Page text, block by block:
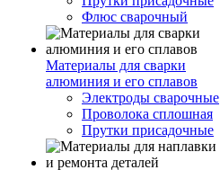
Флюс сварочный
Материалы для сварки
алюминия и его сплавов
Электроды сварочные
Проволока сплошная
Прутки присадочные